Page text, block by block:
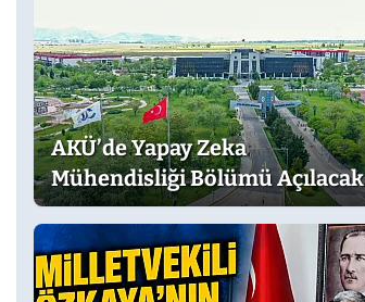
AKÜ’de Yapay Zeka
Mühendisliği Bölümü Açılacak